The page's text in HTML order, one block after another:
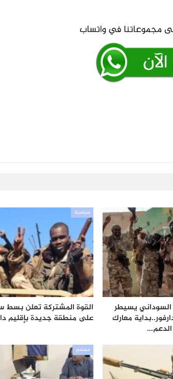
السوداني يسيطر
معارك
سياسية
القوة المشتركة تعلن بسط
على منطقة جديدة بإقليم
مجتمع